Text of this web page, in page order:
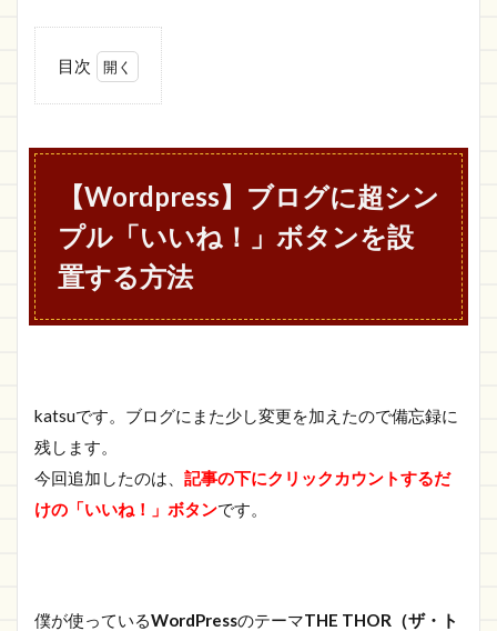
目次
ね！」ボタンを
設置する方法
1.1
WP-
PostRatings
の使い方
1.1.1
ール方法
WP-
PostRatings
の「Ratings
Ratings
【Wordpress】ブログに超シン
プル「いいね！」ボタンを設
置する方法
katsuです。ブログにまた少し変更を加えたので備忘録に
残します。
今回追加したのは、 記事の下にクリックカウントするだ
けの「いいね！」ボタンです。
僕が使っているWordPressのテーマTHE THOR（ザ・ト